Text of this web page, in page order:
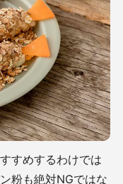
すめするわけでは
粉も絶対NGではな